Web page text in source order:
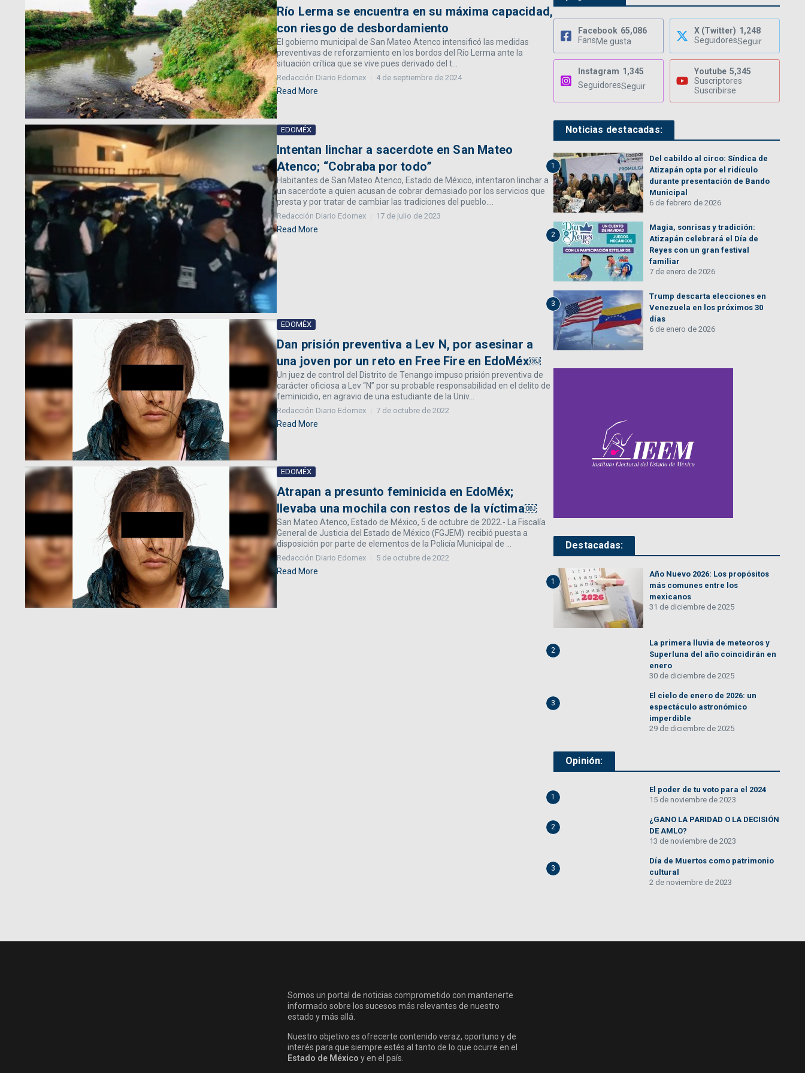
Río Lerma se encuentra en su máxima capacidad,
con riesgo de desbordamiento
El gobierno municipal de San Mateo Atenco intensificó las medidas
preventivas de reforzamiento en los bordos del Río Lerma ante la
situación crítica que se vive pues derivado del t...
Redacción Diario Edomex 4 de septiembre de 2024
Read More
EDOMÉX
Intentan linchar a sacerdote en San Mateo
Atenco; “Cobraba por todo”
Habitantes de San Mateo Atenco, Estado de México, intentaron linchar a
un sacerdote a quien acusan de cobrar demasiado por los servicios que
presta y por tratar de cambiar las tradiciones del pueblo....
Redacción Diario Edomex 17 de julio de 2023
Read More
EDOMÉX
Dan prisión preventiva a Lev N, por asesinar a
una joven por un reto en Free Fire en EdoMéx￼
Un juez de control del Distrito de Tenango impuso prisión preventiva de
carácter oficiosa a Lev “N” por su probable responsabilidad en el delito de
feminicidio, en agravio de una estudiante de la Univ...
Redacción Diario Edomex 7 de octubre de 2022
Read More
EDOMÉX
Atrapan a presunto feminicida en EdoMéx;
llevaba una mochila con restos de la víctima￼
San Mateo Atenco, Estado de México, 5 de octubre de 2022.- La Fiscalía
General de Justicia del Estado de México (FGJEM) recibió puesta a
disposición por parte de elementos de la Policía Municipal de ...
Redacción Diario Edomex 5 de octubre de 2022
Read More
Facebook 65,086
FansMe gusta
X (Twitter) 1,248
SeguidoresSeguir
Instagram 1,345
SeguidoresSeguir
Youtube 5,345
Suscriptores
Suscribirse
Noticias destacadas:
1
Del cabildo al circo: Síndica de
Atizapán opta por el ridículo
durante presentación de Bando
Municipal
6 de febrero de 2026
2
Magia, sonrisas y tradición:
Atizapán celebrará el Día de
Reyes con un gran festival
familiar
7 de enero de 2026
3
Trump descarta elecciones en
Venezuela en los próximos 30
días
6 de enero de 2026
Destacadas:
1
Año Nuevo 2026: Los propósitos
más comunes entre los
mexicanos
31 de diciembre de 2025
2
La primera lluvia de meteoros y
Superluna del año coincidirán en
enero
30 de diciembre de 2025
3
El cielo de enero de 2026: un
espectáculo astronómico
imperdible
29 de diciembre de 2025
Opinión:
1
El poder de tu voto para el 2024
15 de noviembre de 2023
2
¿GANO LA PARIDAD O LA DECISIÓN
DE AMLO?
13 de noviembre de 2023
3
Día de Muertos como patrimonio
cultural
2 de noviembre de 2023
Somos un portal de noticias comprometido con mantenerte
informado sobre los sucesos más relevantes de nuestro
estado y más allá.
Nuestro objetivo es ofrecerte contenido veraz, oportuno y de
interés para que siempre estés al tanto de lo que ocurre en el
Estado de México y en el país.